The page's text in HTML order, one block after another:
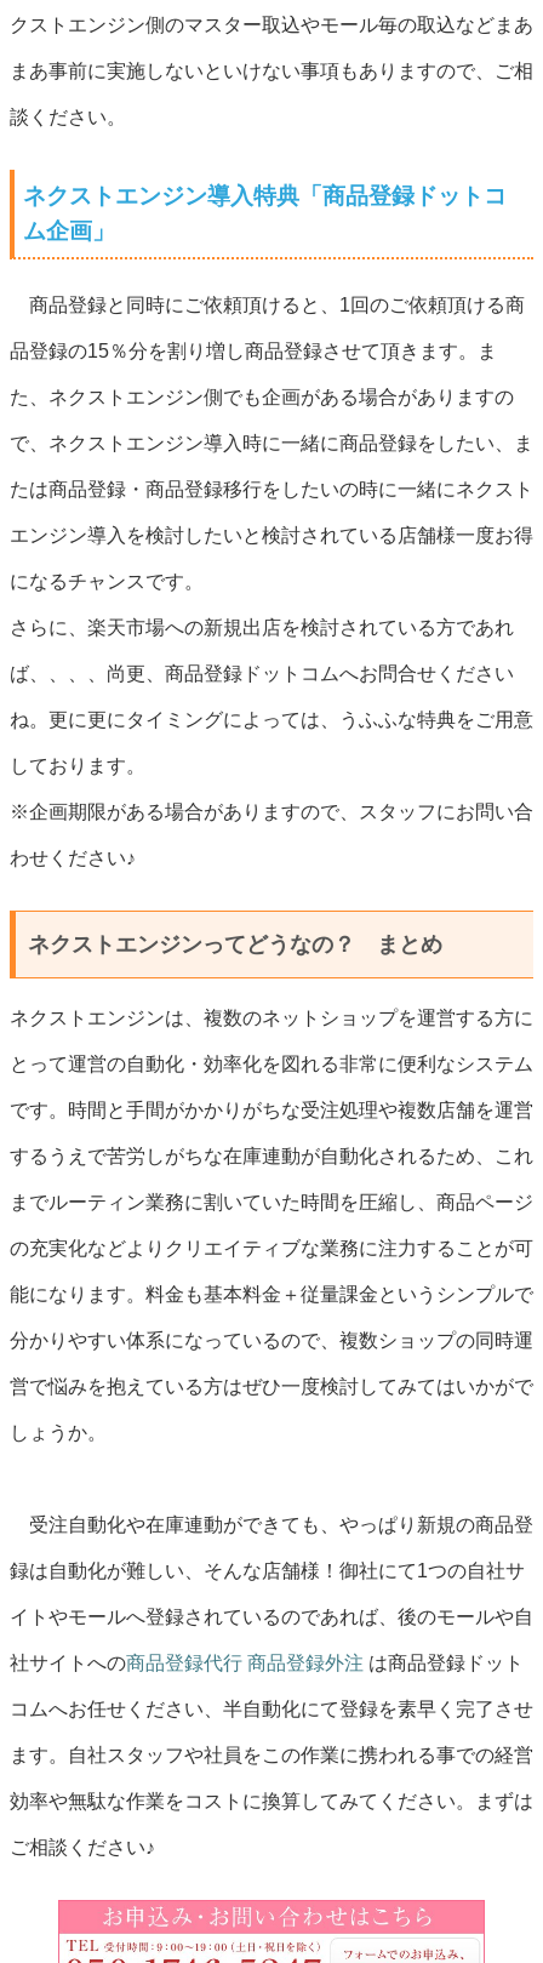
クストエンジン側のマスター取込やモール毎の取込などまあ
まあ事前に実施しないといけない事項もありますので、ご相
談ください。
ネクストエンジン導入特典「商品登録ドットコ
ム企画」
商品登録と同時にご依頼頂けると、1回のご依頼頂ける商
品登録の15％分を割り増し商品登録させて頂きます。ま
た、ネクストエンジン側でも企画がある場合がありますの
で、ネクストエンジン導入時に一緒に商品登録をしたい、ま
たは商品登録・商品登録移行をしたいの時に一緒にネクスト
エンジン導入を検討したいと検討されている店舗様一度お得
になるチャンスです。
さらに、楽天市場への新規出店を検討されている方であれ
ば、、、、尚更、商品登録ドットコムへお問合せください
ね。更に更にタイミングによっては、うふふな特典をご用意
しております。
※企画期限がある場合がありますので、スタッフにお問い合
わせください♪
ネクストエンジンってどうなの？ まとめ
ネクストエンジンは、複数のネットショップを運営する方に
とって運営の自動化・効率化を図れる非常に便利なシステム
です。時間と手間がかかりがちな受注処理や複数店舗を運営
するうえで苦労しがちな在庫連動が自動化されるため、これ
までルーティン業務に割いていた時間を圧縮し、商品ページ
の充実化などよりクリエイティブな業務に注力することが可
能になります。料金も基本料金＋従量課金というシンプルで
分かりやすい体系になっているので、複数ショップの同時運
営で悩みを抱えている方はぜひ一度検討してみてはいかがで
しょうか。
受注自動化や在庫連動ができても、やっぱり新規の商品登
録は自動化が難しい、そんな店舗様！御社にて1つの自社サ
イトやモールへ登録されているのであれば、後のモールや自
社サイトへの商品登録代行 商品登録外注 は商品登録ドット
コムへお任せください、半自動化にて登録を素早く完了させ
ます。自社スタッフや社員をこの作業に携われる事での経営
効率や無駄な作業をコストに換算してみてください。まずは
ご相談ください♪